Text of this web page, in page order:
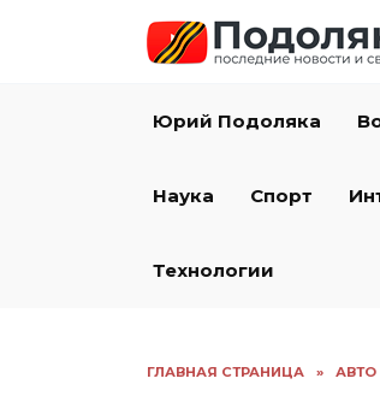
Юрий Подоляка
Наука Спорт
Технологии
ГЛАВНАЯ СТРАНИЦА » АВТО